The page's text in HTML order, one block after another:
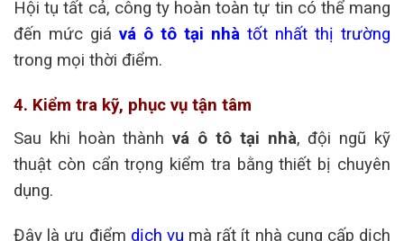
Hội tụ tất cả, công ty hoàn toàn tự tin có thể mang
đến mức giá vá ô tô tại nhà tốt nhất thị trường
trong mọi thời điểm.
4. Kiểm tra kỹ, phục vụ tận tâm
Sau khi hoàn thànhvá ô tô tại nhà, đội ngũ kỹ
thuật còn cẩn trọng kiểm tra bằng thiết bị chuyên
dụng.
Đây là ưu điểm dịch vụ mà rất ít nhà cung cấp dịch